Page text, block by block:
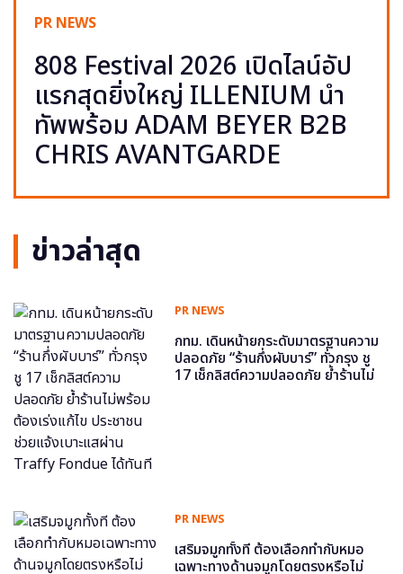
PR NEWS
808 Festival 2026 เปิดไลน์อัป
แรกสุดยิ่งใหญ่ ILLENIUM นำ
ทัพพร้อม ADAM BEYER B2B
CHRIS AVANTGARDE
ข่าวล่าสุด
PR NEWS
กทม. เดินหน้ายกระดับมาตรฐานความ
ปลอดภัย “ร้านกึ่งผับบาร์” ทั่วกรุง ชู
17 เช็กลิสต์ความปลอดภัย ย้ำร้านไม่
PR NEWS
เสริมจมูกทั้งที ต้องเลือกทำกับหมอ
เฉพาะทางด้านจมูกโดยตรงหรือไม่